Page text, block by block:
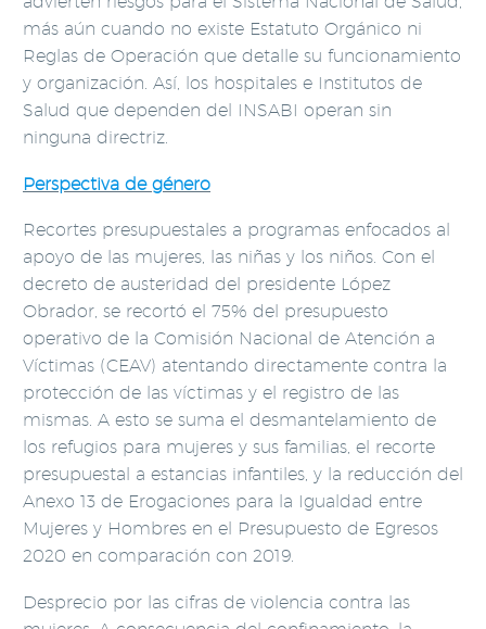
más aún cuando no existe Estatuto Orgánico ni
Reglas de Operación que detalle su funcionamiento
y organización. Así, los hospitales e Institutos de
Salud que dependen del INSABI operan sin
ninguna directriz.
Perspectiva de género
Recortes presupuestales a programas enfocados al
apoyo de las mujeres, las niñas y los niños. Con el
decreto de austeridad del presidente López
Obrador, se recortó el 75% del presupuesto
operativo de la Comisión Nacional de Atención a
Víctimas (CEAV) atentando directamente contra la
protección de las víctimas y el registro de las
mismas. A esto se suma el desmantelamiento de
los refugios para mujeres y sus familias, el recorte
presupuestal a estancias infantiles, y la reducción del
Anexo 13 de Erogaciones para la Igualdad entre
Mujeres y Hombres en el Presupuesto de Egresos
2020 en comparación con 2019.
Desprecio por las cifras de violencia contra las